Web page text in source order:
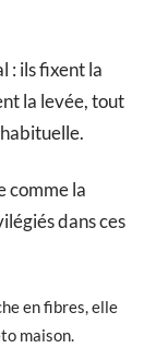
: ils fixent la
la levée, tout
comme la
dans ces
en fibres, elle
maison.